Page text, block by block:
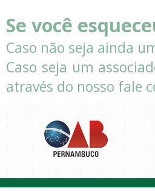
Se você
Caso não seja ainda
Caso seja um
através do nosso fale